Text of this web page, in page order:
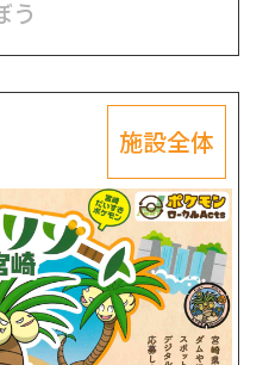
う
施設全体